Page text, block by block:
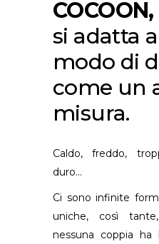
COCOON,
si adatta
modo di
come un
misura.
Caldo, freddo,
duro…
Ci sono infinite
uniche, così
nessuna coppia ha